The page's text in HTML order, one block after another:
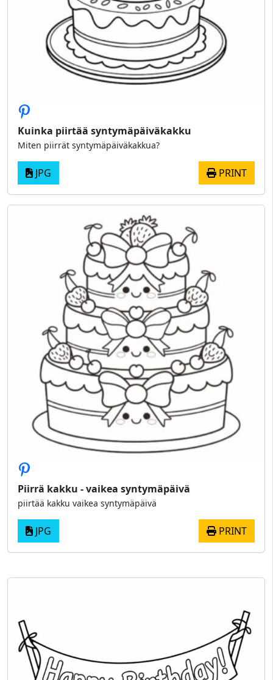
Kuinka piirtää syntymäpäiväkakku
Miten piirrät syntymäpäiväkakkua?
JPG PRINT
Piirrä kakku - vaikea syntymäpäivä
piirtää kakku vaikea syntymäpäivä
JPG PRINT